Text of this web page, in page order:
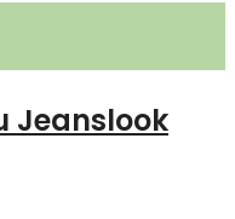
Jeanslook